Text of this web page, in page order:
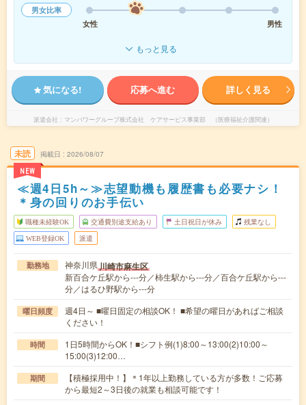
男女比率
女性
男性
もっと見る
気になる! 応募へ進む 詳しく見る
派遣会社 マンパワーグループ株式会社 ケアサービス事業部 （医療福祉介護関連）
未読
NEW
掲載日 2026/08/07
≪週4日5h～≫志望動機も履歴書も必要ナシ！
＊身の回りのお手伝い
職種未経験OK 交通費別途支給あり 土日祝日が休み 残業なし
WEB登録OK 派遣
勤務地 神奈川県川崎市麻生区
新百合ケ丘駅から---分／柿生駅から---分／百合ケ丘駅から---
分／はるひ野駅から---分
曜日頻度
週4日～ ■曜日固定の相談OK！ ■希望の曜日があればご相談
ください！
時間
1日5時間からOK！■シフト例(1)8:00～13:00(2)10:00～
15:00(3)12:00…
期間
【積極採用中！】＊1年以上勤務している方が多数！ご応募
から最短2～3日後の就業も相談可能です！